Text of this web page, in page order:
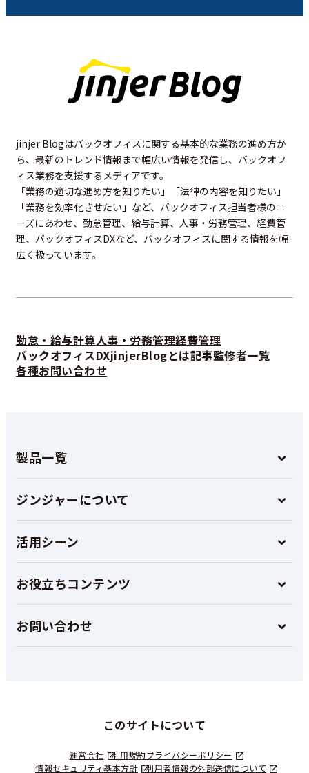
jinjer Blogはバックオフィスに関する基本的な業務の進め方か
ら、最新のトレンド情報まで幅広い情報を発信し、バックオフ
ィス業務を支援するメディアです。
「業務の適切な進め方を知りたい」「法律の内容を知りたい」
「業務を効率化させたい」など、バックオフィス担当者様のニ
ーズにあわせ、勤怠管理、給与計算、人事・労務管理、経費管
理、バックオフィスDXなど、バックオフィスに関する情報を幅
広く扱っています。
勤怠・給与計算人事・労務管理経費管理
バックオフィスDXjinjerBlogとは記事監修者一覧
各種お問い合わせ
製品一覧
ジンジャーについて
活用シーン
お役立ちコンテンツ
お問い合わせ
このサイトについて
運営会社 利用規約プライバシーポリシー
情報セキュリティ基本方針
利用者情報の外部送信について